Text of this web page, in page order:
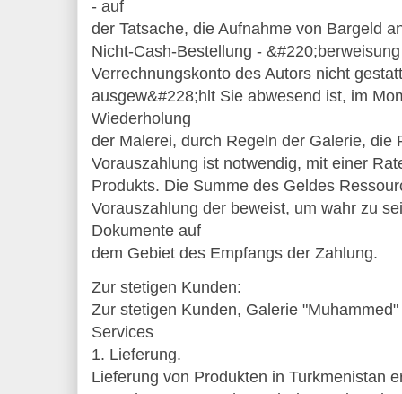
- auf
der Tatsache, die Aufnahme von Bargeld
Nicht-Cash-Bestellung -
Verrechnungskonto des Autors nicht
ausgew&#228;hlt Sie abwesend ist, im
Wiederholung
der Malerei, durch Regeln der Galerie, die
Vorauszahlung ist notwendig, mit einer
Produkts. Die Summe des Geldes
Vorauszahlung der beweist, um wahr zu
Dokumente auf
dem Gebiet des Empfangs der Zahlung.
Zur stetigen Kunden:
Zur stetigen Kunden, Galerie
Services
1. Lieferung.
Lieferung von Produkten in Turkmenistan